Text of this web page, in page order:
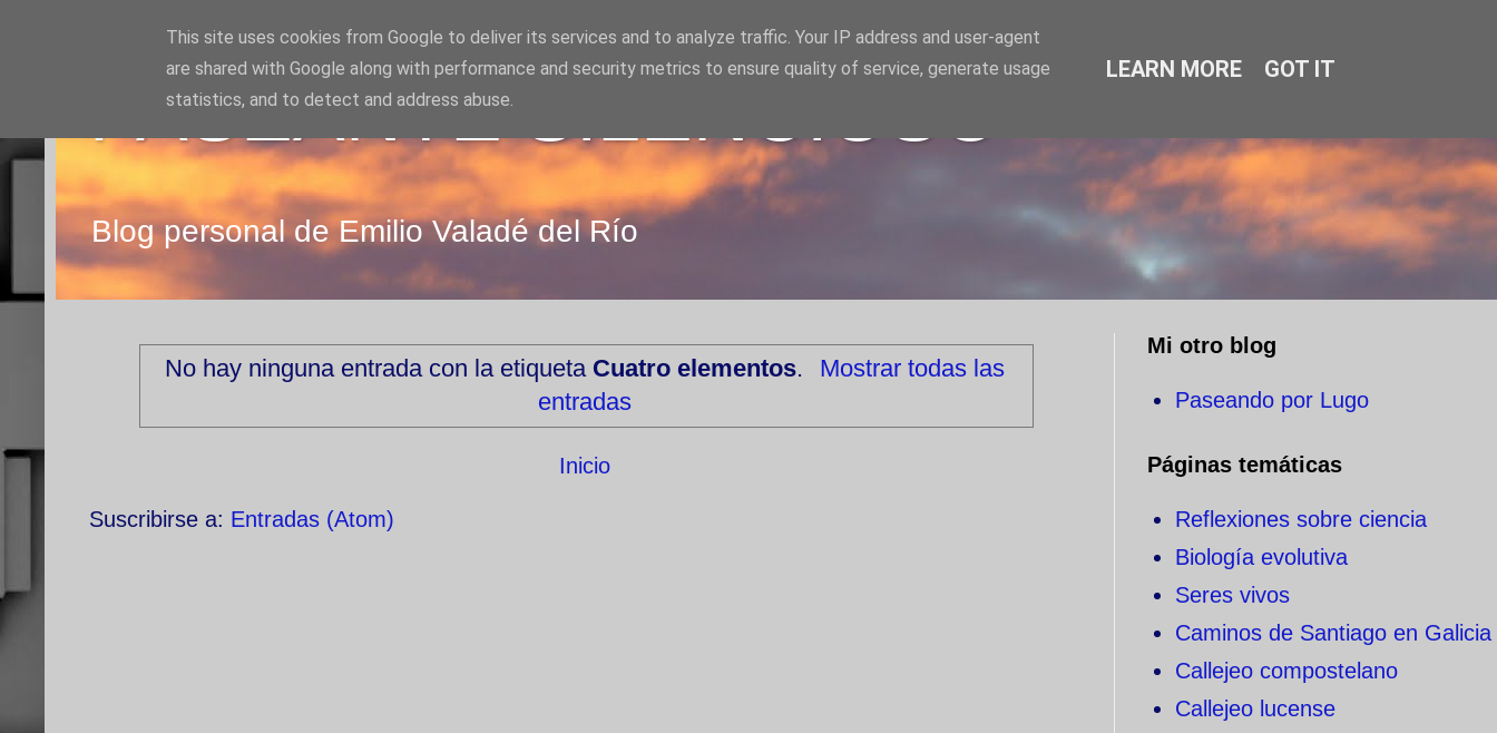
PASEANTE SILENCIOSO
Blog personal de Emilio Valadé del Río
No hay ninguna entrada con la etiqueta Cuatro elementos.
Mostrar todas las
entradas
Inicio
Suscribirse a: Entradas (Atom)
Mi otro blog
Paseando por Lugo
Páginas temáticas
Reflexiones sobre ciencia
Biología evolutiva
Seres vivos
Caminos de Santiago en Galicia
Callejeo compostelano
Callejeo lucense
This site uses cookies from Google to deliver its services and to analyze traffic. Your IP address and user-agent
are shared with Google along with performance and security metrics to ensure quality of service, generate usage
statistics, and to detect and address abuse.
LEARN MORE GOT IT